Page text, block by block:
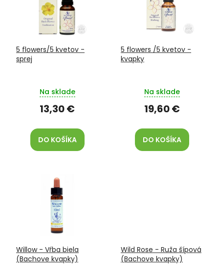
5 flowers/5 kvetov -
sprej
Na sklade
13,30 €
DO KOŠÍKA
5 flowers /5 kvetov -
kvapky
Na sklade
19,60 €
DO KOŠÍKA
Willow - Vŕba biela
(Bachove kvapky)
Wild Rose - Ruža šípová
(Bachove kvapky)